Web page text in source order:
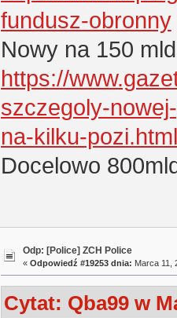
fundusz-obronny
Nowy na 150
https://
szczegoly-
na-kilku-pozi.html
Docelowo
Odp: [Police] ZCH Police
« Odpowiedź #19253 dnia: Marca 11,
Cytat: Qba99 w